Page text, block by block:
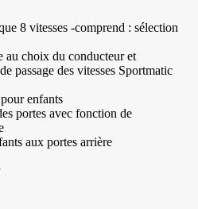
8 vitesses -comprend : sélection
au choix du conducteur et
passage des vitesses Sportmatic
enfants
portes avec fonction de
aux portes arrière